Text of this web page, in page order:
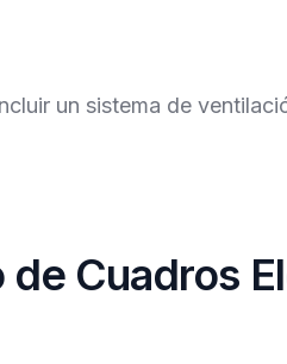
un sistema de
Cuadros